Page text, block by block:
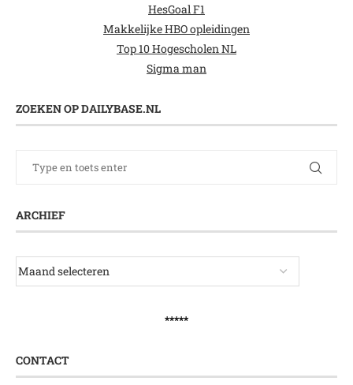
HesGoal F1
Makkelijke HBO opleidingen
Top 10 Hogescholen NL
Sigma man
ZOEKEN OP DAILYBASE.NL
ARCHIEF
*****
CONTACT